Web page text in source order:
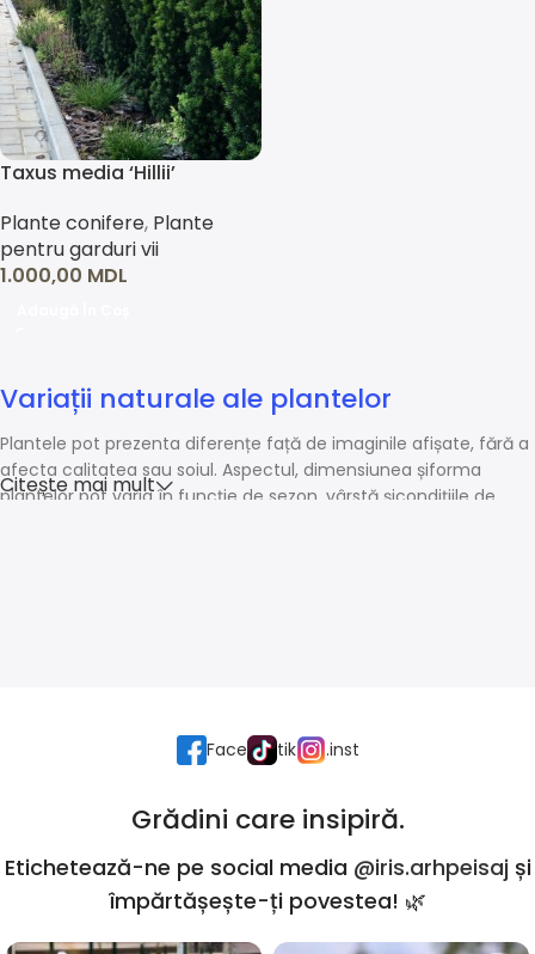
Taxus media ‘Hillii’
Plante conifere, Plante
pentru garduri vii
1.000,00 MDL
Variații naturale ale plantelor
Plantele pot prezenta diferențe față de imaginile afișate, fără a
afecta calitatea sau soiul. Aspectul, dimensiunea șiforma
plantelor pot varia în funcție de sezon, vârstă șicondițiile de
Citește mai mult
Face tik .inst
Grădini care insipiră.
Etichetează-ne pe social media @iris.arhpeisaj și
împărtășește-ți povestea! 🌿